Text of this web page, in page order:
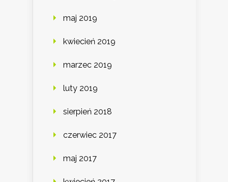
maj 2019
kwiecień 2019
marzec 2019
luty 2019
sierpień 2018
czerwiec 2017
maj 2017